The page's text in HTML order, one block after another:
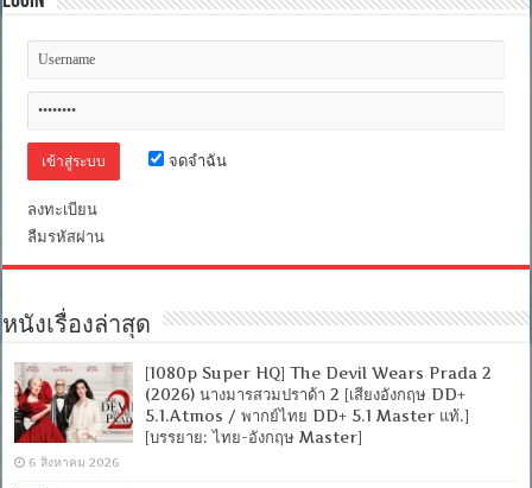
ไทย+JP]
[Master]
บรรยาย
ไทย]
จดจำฉัน
ลงทะเบียน
ลืมรหัสผ่าน
หนังเรื่องล่าสุด
[1080p Super HQ] The Devil Wears Prada 2
(2026) นางมารสวมปราด้า 2 [เสียงอังกฤษ DD+
5.1.Atmos / พากย์ไทย DD+ 5.1 Master แท้.]
[บรรยาย: ไทย-อังกฤษ Master]
6 สิงหาคม 2026